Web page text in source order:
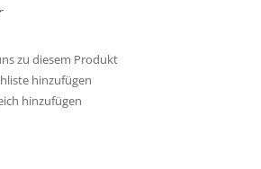
zu diesem Produkt
hinzufügen
hinzufügen